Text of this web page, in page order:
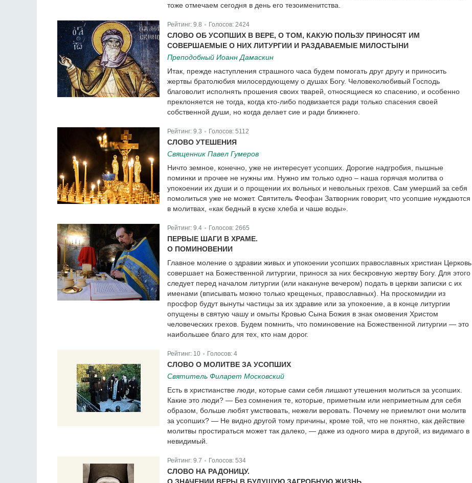
тоже отмечаем сегодня в день его тезоименитства.
Рейтинг: 9.8 Голосов: 2424
СЛОВО ОБ УСОПШИХ В ВЕРЕ, О ТОМ, КАКУЮ ПОЛЬЗУ ПРИНОСЯТ ИМ
СОВЕРШАЕМЫЕ О НИХ ЛИТУРГИИ И РАЗДАВАЕМЫЕ МИЛОСТЫНИ
Преподобный Иоанн Дамаскин
Итак, прежде наступления страшного часа будем помогать друг другу и приносить
жертвы братолюбия милосердующему о душах Богу. Человеколюбивый Господь
благоволит исполнять прошения своих тварей, относящиеся ко спасению, и особенно
преклоняется не тогда, когда кто-либо подвизается ради только спасения своей
собственной души, но когда делает сие и ради ближнего.
Рейтинг: 9.3 Голосов: 5112
СЛОВО УТЕШЕНИЯ
Священник Павел Гумеров
Ничто земное, конечно, уже не интересует усопших. Дорогие надгробия, пышные
поминки и прочее не нужны им. Нужно им только одно – наша горячая молитва о
упокоении их души и о прощении их вольных и невольных грехов. Сам умерший за себя
помолиться уже не может. Святитель Феофан Затворник говорит, что усопшие нуждаются
в молитвах, «как бедный в куске хлеба и чаше воды».
Рейтинг: 9.4 Голосов: 2665
ПЕРВЫЕ ШАГИ В ХРАМЕ.
О ПОМИНОВЕНИИ
Главное моление о здравии живых и упокоении усопших православных христиан Церковь
совершает на Божественной литургии, принося за них бескровную жертву Богу. Для этого
следует перед началом литургии (или накануне вечером) подать в церкви записки с их
именами (вписывать можно только крещеных, православных). На проскомидии из
просфор будут вынуты частицы за их здравие или за упокоение, а в конце литургии
опущены в святую чашу и омыты Кровью Сына Божия в знак омовения Христом
человеческих грехов. Будем помнить, что поминовение на Божественной литургии — это
наибольшее благо для тех, кто нам дорог.
Рейтинг: 10 Голосов: 4
СЛОВО О МОЛИТВЕ ЗА УСОПШИХ
Святитель Филарет Московский
Есть в христианстве люди, которые сами себя лишают утешения молиться за усопших.
Какие это люди? — Без сомнения те, которые, приметным или неприметным для себя
образом, больше любят умствовать, нежели веровать. Почему не приемлют они молитв
за усопших? — Не видно другой тому причины, кроме той, что не понятно, как действие
молитвы простираться может так далеко, — даже из одного мира в другой, из видимаго в
невидимый.
Рейтинг: 9.7 Голосов: 534
СЛОВО НА РАДОНИЦУ.